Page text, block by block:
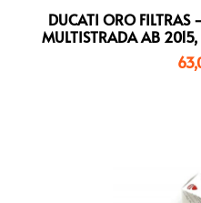
DUCATI ORO FILTRAS
MULTISTRADA AB